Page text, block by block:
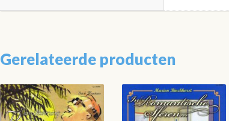
Gerelateerde producten